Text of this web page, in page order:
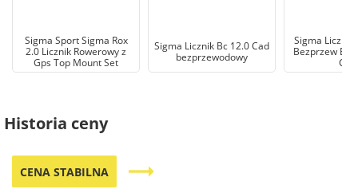
Sigma Sport Sigma Rox
2.0 Licznik Rowerowy z
Gps Top Mount Set
Sigma Licznik Bc 12.0 Cad
bezprzewodowy
Sigma Licznik
Bezprzew Bc
Cad
Historia ceny
CENA STABILNA trending_flat